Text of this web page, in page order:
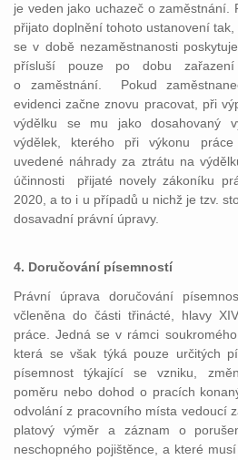
je veden jako uchazeč o zaměstnání.
přijato doplnění tohoto ustanovení
se v době nezaměstnanosti
přísluší pouze po dobu
o zaměstnání. Pokud
evidenci začne znovu pracovat, při
výdělku se mu jako dosahovaný
výdělek, kterého při výkonu
uvedené náhrady za ztrátu na
účinnosti přijaté novely zákoníku
2020, a to i u případů u nichž je tzv.
dosavadní právní úpravy.
4. Doručování písemností
Právní úprava doručování
včleněna do části třinácté, hlavy
práce. Jedná se v rámci
která se však týká pouze určitých
písemnost týkající se vzniku,
poměru nebo dohod o pracích
odvolání z pracovního místa vedoucí
platový výměr a záznam o
neschopného pojištěnce, a které